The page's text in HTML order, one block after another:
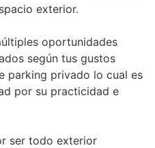
exterior.
oportunidades
según tus gustos
parking privado lo cual es
por su practicidad e
ser todo exterior